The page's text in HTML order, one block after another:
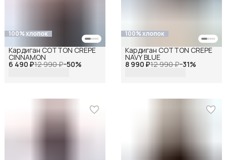
100% хлопок
6 490 ₽12 990 ₽−50%
Кардиган COTTON CREPE
CINNAMON
100% хлопок
8 990 ₽12 990 ₽−31%
Кардиган COTTON CREPE
NAVY BLUE